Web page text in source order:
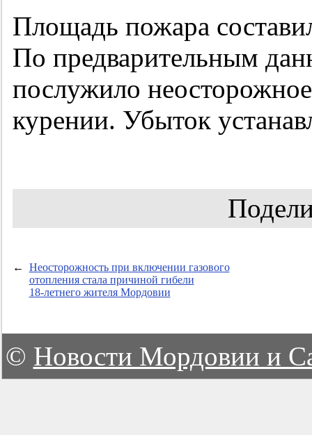
Площадь пожара
По предварительным
послужило
курении. Убыток
←
Неосторожность при включении газового
отопления стала причиной гибели
18-летнегожителя Мордовии
© Новости Мордовии и